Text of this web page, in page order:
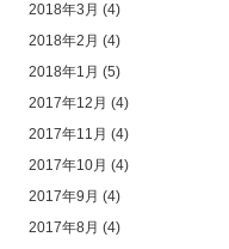
2018年3月 (4)
2018年2月 (4)
2018年1月 (5)
2017年12月 (4)
2017年11月 (4)
2017年10月 (4)
2017年9月 (4)
2017年8月 (4)